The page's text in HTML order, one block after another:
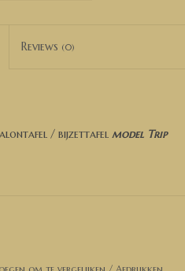
Reviews (0)
/ bijzettafel model Trip